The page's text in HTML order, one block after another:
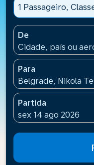
1 Passageiro,
De
Cidade, país ou
Para
Belgrade, Nikola
Partida
fc-booking-
sex 14 ago 2026